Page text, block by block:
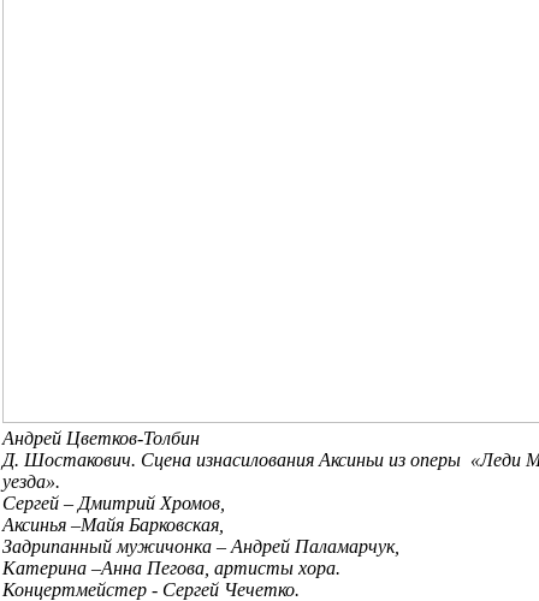
Андрей Цветков-Толбин
Д. Шостакович. Сцена изнасилования Аксиньи из оперы «Леди
уезда».
Сергей – Дмитрий Хромов,
Аксинья –Майя Барковская,
Задрипанный мужичонка – Андрей Паламарчук,
Катерина –Анна Пегова, артисты хора.
Концертмейстер - Сергей Чечетко.